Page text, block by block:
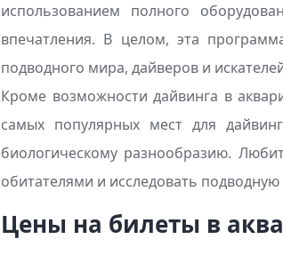
использованием полного
впечатления. В целом, эта
подводного мира, дайверов и
Кроме возможности дайвинга в
самых популярных мест для
биологическому разнообразию.
обитателями и исследовать
Цены на билеты в